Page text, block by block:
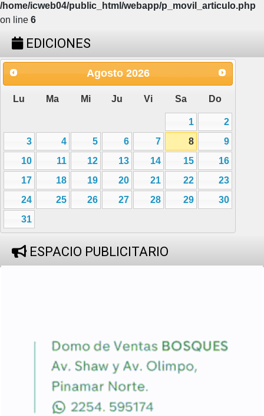
/home/icweb04/public_html/webapp/p_movil_articulo.php
on line 6
EDICIONES
Agosto 2026
Lu Ma Mi Ju Vi Sa Do
1
2
3
4 5 6 7 8
9
10
11 12 13 14 15
16
17
18 19 20 21 22
23
24
25 26 27 28 29
30
31
ESPACIO PUBLICITARIO